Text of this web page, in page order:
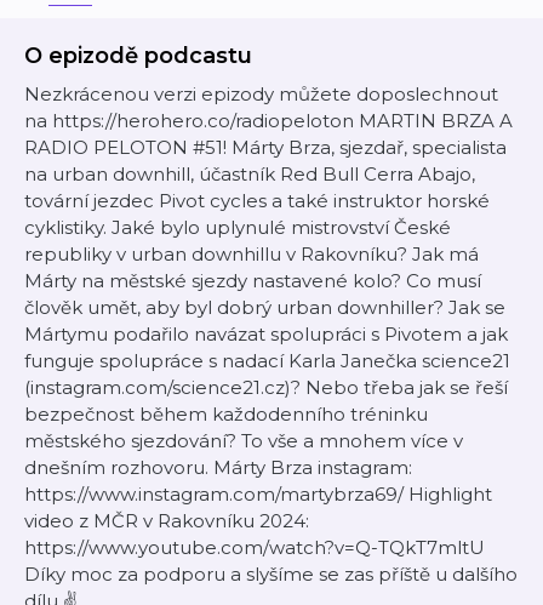
O epizodě podcastu
Nezkrácenou verzi epizody můžete doposlechnout
na https://herohero.co/radiopeloton MARTIN BRZA A
RADIO PELOTON #51! Márty Brza, sjezdař, specialista
na urban downhill, účastník Red Bull Cerra Abajo,
tovární jezdec Pivot cycles a také instruktor horské
cyklistiky. Jaké bylo uplynulé mistrovství České
republiky v urban downhillu v Rakovníku? Jak má
Márty na městské sjezdy nastavené kolo? Co musí
člověk umět, aby byl dobrý urban downhiller? Jak se
Mártymu podařilo navázat spolupráci s Pivotem a jak
funguje spolupráce s nadací Karla Janečka science21
(instagram.com/science21.cz)? Nebo třeba jak se řeší
bezpečnost během každodenního tréninku
městského sjezdování? To vše a mnohem více v
dnešním rozhovoru. Márty Brza instagram:
https://www.instagram.com/martybrza69/ Highlight
video z MČR v Rakovníku 2024:
https://www.youtube.com/watch?v=Q-TQkT7mltU
Díky moc za podporu a slyšíme se zas příště u dalšího